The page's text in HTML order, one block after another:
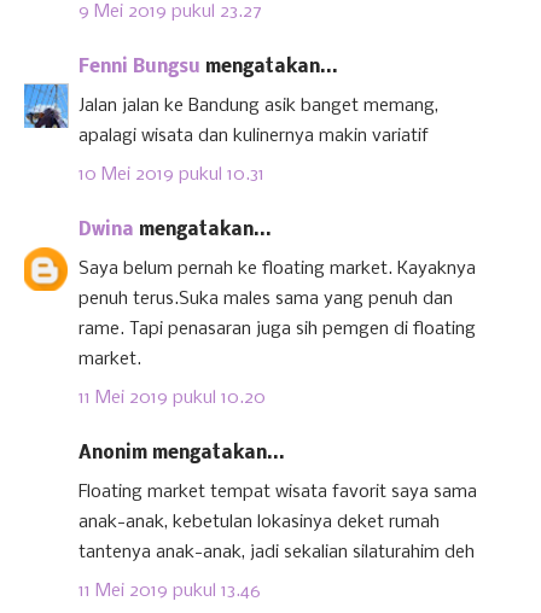
9 Mei 2019 pukul 23.27
Fenni Bungsu mengatakan...
Jalan jalan ke Bandung asik banget memang,
apalagi wisata dan kulinernya makin variatif
10 Mei 2019 pukul 10.31
Dwina mengatakan...
Saya belum pernah ke floating market. Kayaknya
penuh terus.Suka males sama yang penuh dan
rame. Tapi penasaran juga sih pemgen di floating
market.
11 Mei 2019 pukul 10.20
Anonim mengatakan...
Floating market tempat wisata favorit saya sama
anak-anak, kebetulan lokasinya deket rumah
tantenya anak-anak, jadi sekalian silaturahim deh
11 Mei 2019 pukul 13.46